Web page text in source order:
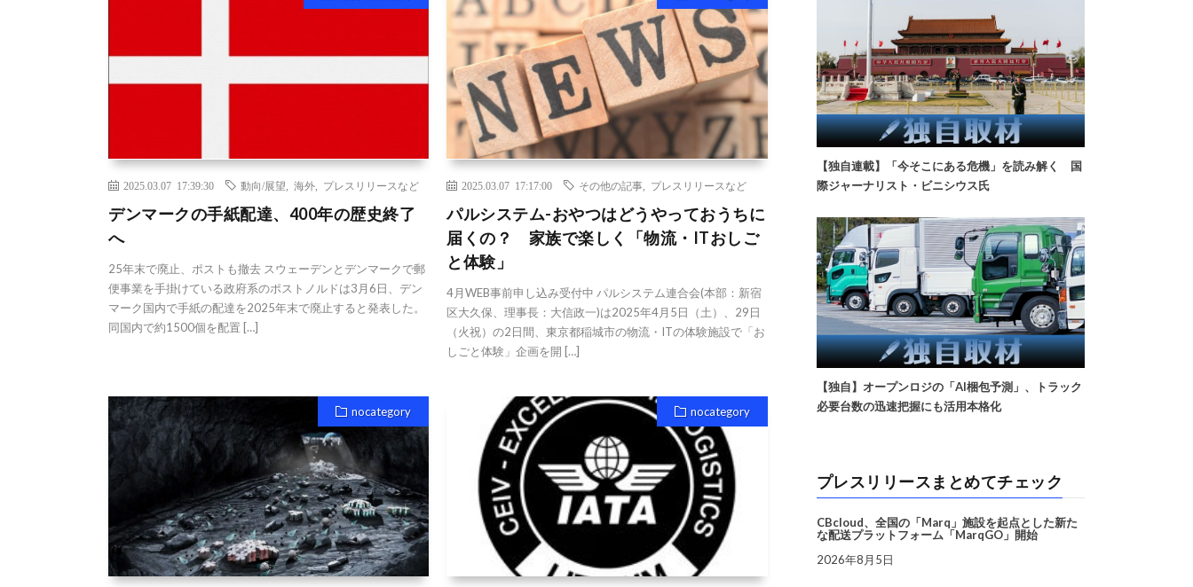
2025.03.07 17:39:30 動向/展望 海外 プレスリリースなど
デンマークの手紙配達、400年の歴史終了
へ
25年末で廃止、ポストも撤去 スウェーデンとデンマークで郵
便事業を手掛けている政府系のポストノルドは3月6日、デン
マーク国内で手紙の配達を2025年末で廃止すると発表した。
同国内で約1500個を配置 […]
2025.03.07 17:17:00 その他の記事 プレスリリースなど
パルシステム-おやつはどうやっておうちに
届くの？ 家族で楽しく「物流・ITおしご
と体験」
4月WEB事前申し込み受付中 パルシステム連合会(本部：新宿
区大久保、理事長：大信政一)は2025年4月5日（土）、29日
（火祝）の2日間、東京都稲城市の物流・ITの体験施設で「お
しごと体験」企画を開 […]
nocategory nocategory
【独自連載】「今そこにある危機」を読み解く 国
際ジャーナリスト・ビニシウス氏
【独自】オープンロジの「AI梱包予測」、トラック
必要台数の迅速把握にも活用本格化
プレスリリースまとめてチェック
CBcloud、全国の「Marq」施設を起点とした新た
な配送プラットフォーム「MarqGO」開始
2026年8月5日